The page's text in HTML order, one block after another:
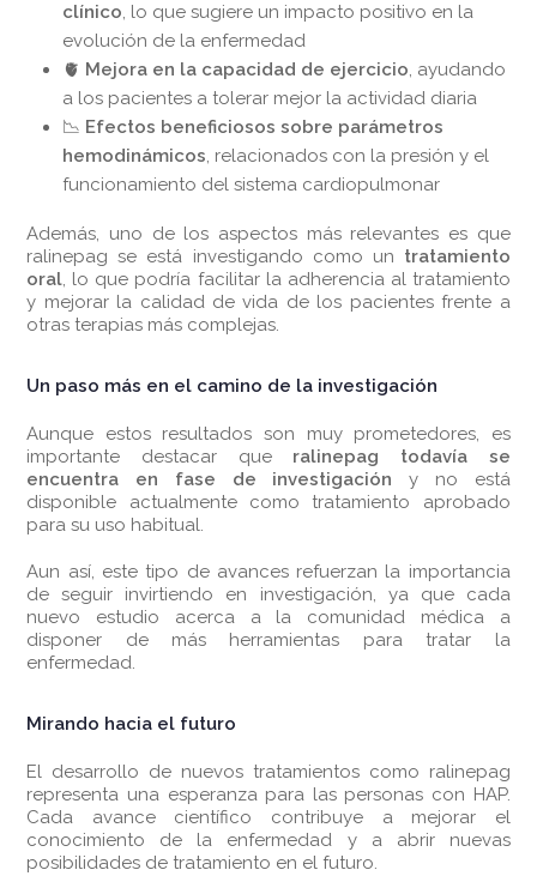
clínico, lo que sugiere un impacto positivo en la
evolución de la enfermedad
🫀 Mejora en la capacidad de ejercicio, ayudando
a los pacientes a tolerar mejor la actividad diaria
📉 Efectos beneficiosos sobre parámetros
hemodinámicos, relacionados con la presión y el
funcionamiento del sistema cardiopulmonar
Además, uno de los aspectos más relevantes es que
ralinepag se está investigando como un tratamiento
oral, lo que podría facilitar la adherencia al tratamiento
y mejorar la calidad de vida de los pacientes frente a
otras terapias más complejas.
Un paso más en el camino de la investigación
Aunque estos resultados son muy prometedores, es
importante destacar que ralinepag todavía se
encuentra en fase de investigación y no está
disponible actualmente como tratamiento aprobado
para su uso habitual.
Aun así, este tipo de avances refuerzan la importancia
de seguir invirtiendo en investigación, ya que cada
nuevo estudio acerca a la comunidad médica a
disponer de más herramientas para tratar la
enfermedad.
Mirando hacia el futuro
El desarrollo de nuevos tratamientos como ralinepag
representa una esperanza para las personas con HAP.
Cada avance científico contribuye a mejorar el
conocimiento de la enfermedad y a abrir nuevas
posibilidades de tratamiento en el futuro.